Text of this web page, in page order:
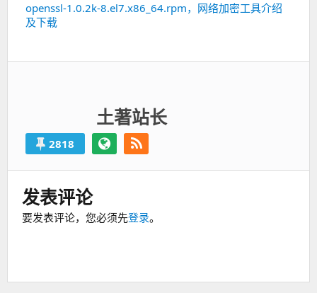
下
一
openssl-1.0.2k-8.el7.x86_64.rpm，网络加密工具介绍
及下载
土著站长
2818
发表评论
要发表评论，您必须先登录。